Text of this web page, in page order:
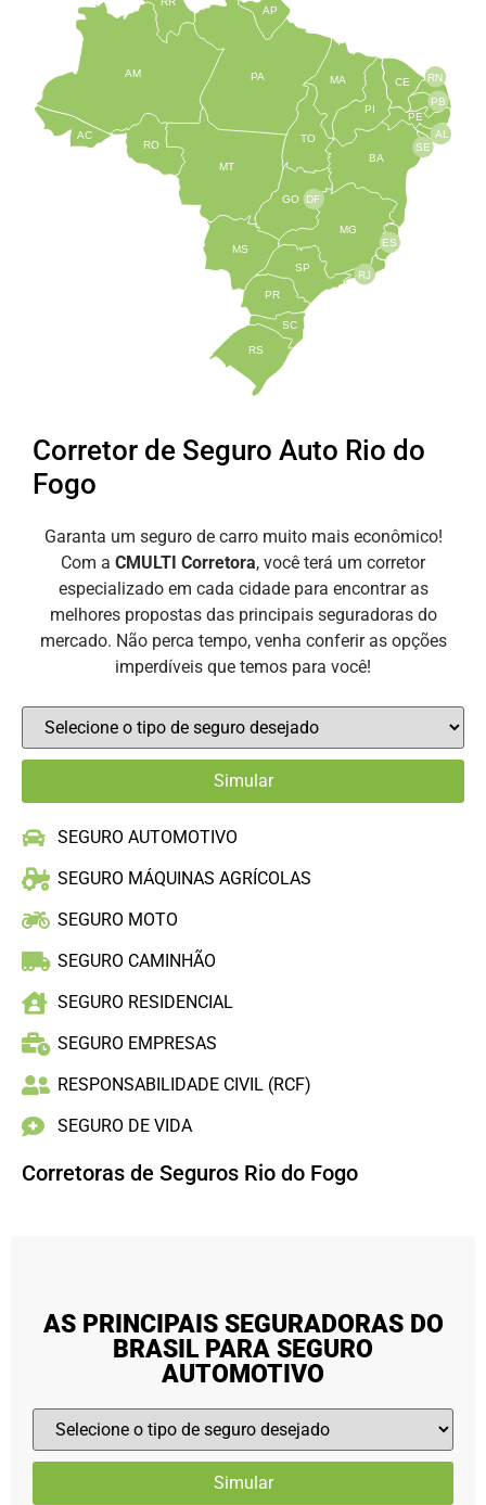
TO
BA
SE
PE
AL
RN
CE
PI
MA
AP
PA
AM
AC
RO
MT
MS
GO
PR
SC
RS
SP
MG
RJ
ES
DF
PB
Corretor de Seguro Auto Rio do
Fogo
Garanta um seguro de carro muito mais econômico!
Com a CMULTI Corretora, você terá um corretor
especializado em cada cidade para encontrar as
melhores propostas das principais seguradoras do
mercado. Não perca tempo, venha conferir as opções
imperdíveis que temos para você!
SEGURO AUTOMOTIVO
SEGURO MÁQUINAS AGRÍCOLAS
SEGURO MOTO
SEGURO CAMINHÃO
SEGURO RESIDENCIAL
SEGURO EMPRESAS
RESPONSABILIDADE CIVIL (RCF)
SEGURO DE VIDA
Corretoras de Seguros Rio do Fogo
AS PRINCIPAIS SEGURADORAS DO
BRASIL PARA SEGURO
AUTOMOTIVO